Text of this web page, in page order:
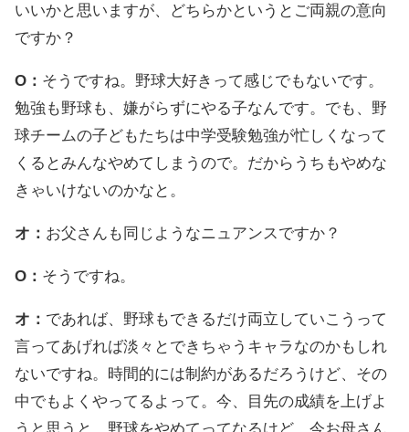
いいかと思いますが、どちらかというとご両親の意向
ですか？
O： そうですね。野球大好きって感じでもないです。
勉強も野球も、嫌がらずにやる子なんです。でも、野
球チームの子どもたちは中学受験勉強が忙しくなって
くるとみんなやめてしまうので。だからうちもやめな
きゃいけないのかなと。
オ： お父さんも同じようなニュアンスですか？
O： そうですね。
オ： であれば、野球もできるだけ両立していこうって
言ってあげれば淡々とできちゃうキャラなのかもしれ
ないですね。時間的には制約があるだろうけど、その
中でもよくやってるよって。今、目先の成績を上げよ
うと思うと、野球をやめてってなるけど、今お母さん